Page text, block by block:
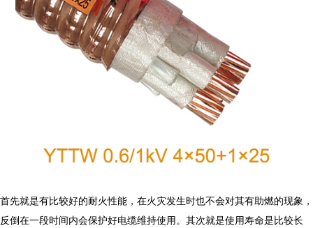
首先就是有比较好的耐火性能，在火灾发生时也不会对其有助燃的现象，
反倒在一段时间内会保护好电缆维持使用。其次就是使用寿命是比较长